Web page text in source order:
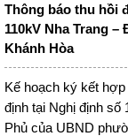
Thông báo thu hồi
110kV Nha Trang
Khánh Hòa
Kế hoạch ký kết
định tại Nghị định số
Phủ của UBND